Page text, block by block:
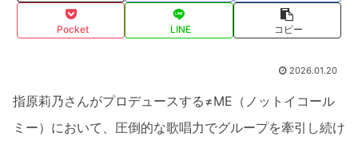
Pocket LINE コピー
2026.01.20
指原莉乃さんがプロデュースする≠ME（ノットイコール
ミー）において、圧倒的な歌唱力でグループを牽引し続け